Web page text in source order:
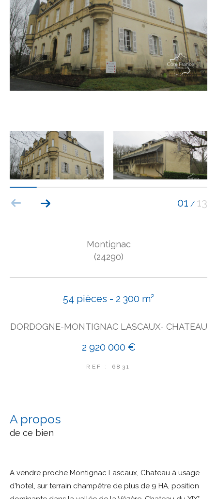
01 / 13
Montignac
(24290)
54 pièces - 2 300 m²
DORDOGNE-MONTIGNAC LASCAUX- CHATEAU
2 920 000 €
REF : 6831
a propos
de ce bien
A vendre proche Montignac Lascaux, Chateau à usage
d'hotel, sur terrain champêtre de plus de 9 HA, position
Budget
Budget
Surface
Surface
Pièces
AFFINER LES CRITÈRES
EXCLUSIVITÉS